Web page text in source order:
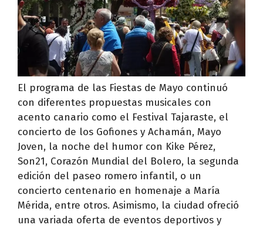
El programa de las Fiestas de Mayo continuó
con diferentes propuestas musicales con
acento canario como el Festival Tajaraste, el
concierto de los Gofiones y Achamán, Mayo
Joven, la noche del humor con Kike Pérez,
Son21, Corazón Mundial del Bolero, la segunda
edición del paseo romero infantil, o un
concierto centenario en homenaje a María
Mérida, entre otros. Asimismo, la ciudad ofreció
una variada oferta de eventos deportivos y